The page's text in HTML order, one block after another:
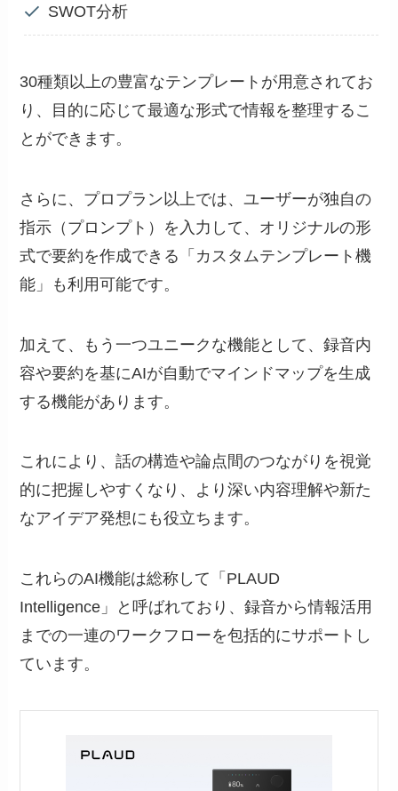
SWOT分析
30種類以上の豊富なテンプレートが用意されてお
り、目的に応じて最適な形式で情報を整理するこ
とができます。
さらに、プロプラン以上では、ユーザーが独自の
指示（プロンプト）を入力して、オリジナルの形
式で要約を作成できる「カスタムテンプレート機
能」も利用可能です。
加えて、もう一つユニークな機能として、録音内
容や要約を基にAIが自動でマインドマップを生成
する機能があります。
これにより、話の構造や論点間のつながりを視覚
的に把握しやすくなり、より深い内容理解や新た
なアイデア発想にも役立ちます。
これらのAI機能は総称して「PLAUD
Intelligence」と呼ばれており、録音から情報活用
までの一連のワークフローを包括的にサポートし
ています。